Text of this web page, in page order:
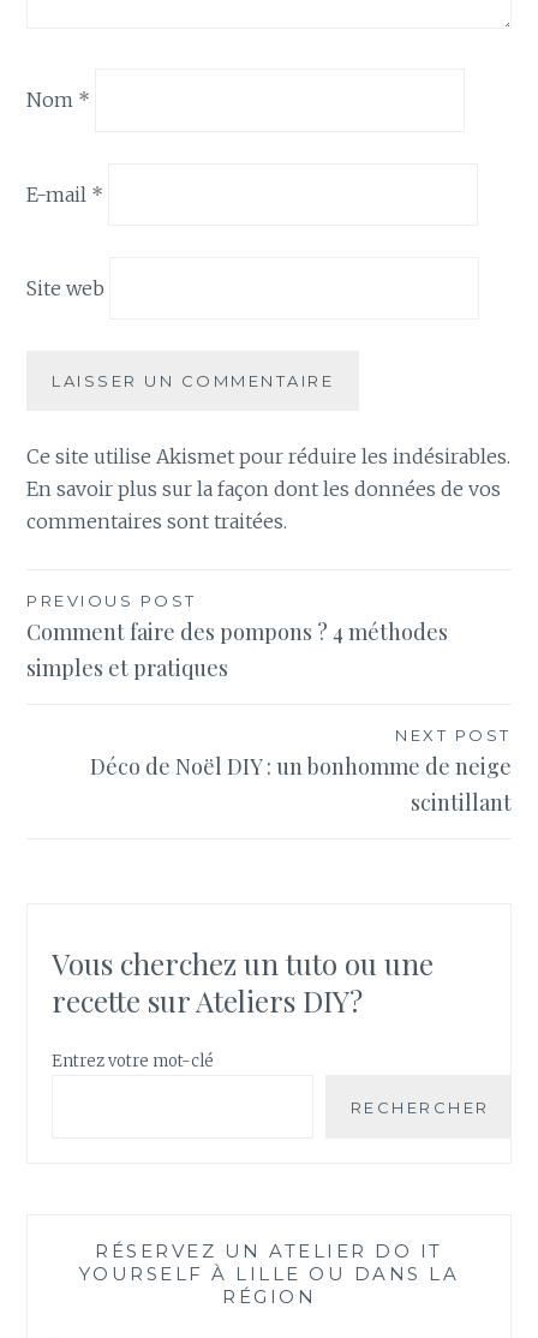
Nom *
E-mail *
Site web
Ce site utilise Akismet pour réduire les indésirables.
En savoir plus sur la façon dont les données de vos
commentaires sont traitées.
Navigation
de
l’article
PREVIOUS POST
Comment faire des pompons ? 4 méthodes
simples et pratiques
NEXT POST
Déco de Noël DIY : un bonhomme de neige
scintillant
Vous cherchez un tuto ou une
recette sur Ateliers DIY?
Entrez votre mot-clé
RECHERCHER
RÉSERVEZ UN ATELIER DO IT
YOURSELF À LILLE OU DANS LA
RÉGION